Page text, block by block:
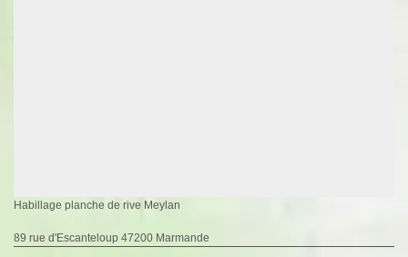
Habillage planche de rive Meylan
89 rue d'Escanteloup 47200 Marmande